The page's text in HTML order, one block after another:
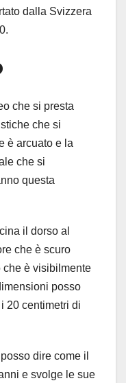
dalla Svizzera
che si presta
che si
è arcuato e la
che si
questa
il dorso al
che è scuro
che è visibilmente
posso
20 centimetri di
dire come il
e svolge le sue